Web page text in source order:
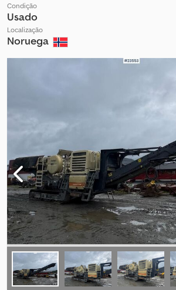
Condição
Usado
Localização
Noruega